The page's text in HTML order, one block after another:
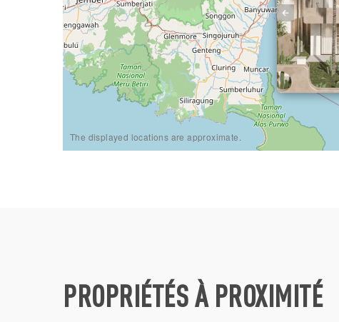
The displayed locations are approximate.
PROPRIÉTÉS À PROXIMITÉ